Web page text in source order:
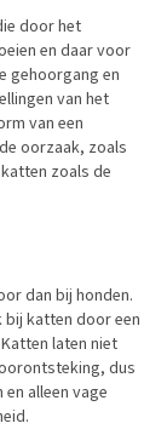
door het
en daar voor
gehoorgang en
van het
van een
oorzaak, zoals
zoals de
dan bij honden.
katten door een
laten niet
dus
alleen vage